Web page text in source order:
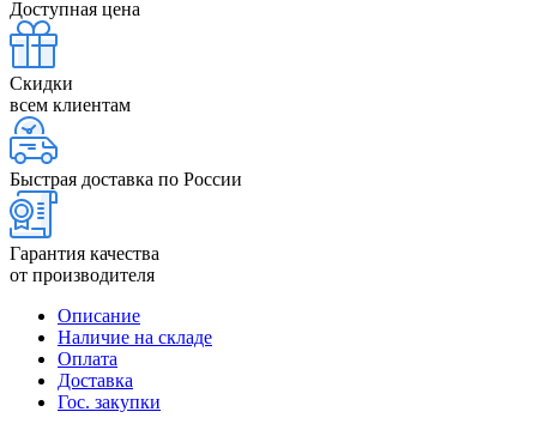
Доступная цена
Скидки
всем клиентам
Быстрая доставка по России
Гарантия качества
от производителя
Описание
Наличие на складе
Оплата
Доставка
Гос. закупки